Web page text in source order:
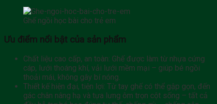
Ghế ngồi học bài cho trẻ em
Ưu điểm nổi bật của sản phẩm
Chất liệu cao cấp, an toàn: Ghế được làm từ nhựa cứng
cáp, lưới thoáng khí, vải lưới mềm mại – giúp bé ngồi
thoải mái, không gây bí nóng.
Thiết kế hiện đại, tiện lợi: Từ tay ghế có thể gập gọn, đến
gác chân nâng hạ và tựa lưng ôm trọn cột sống – tất cả